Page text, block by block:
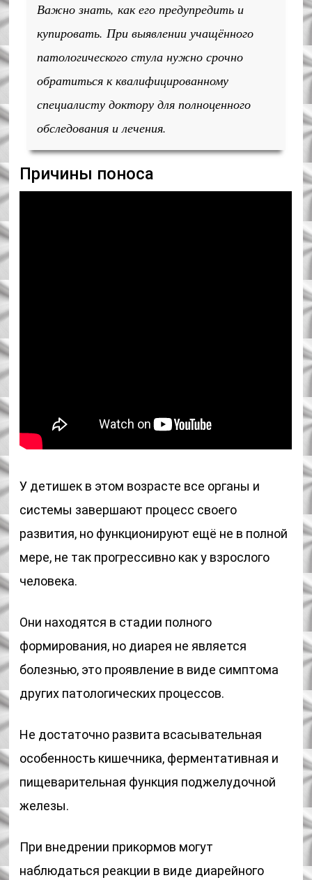
Важно знать, как его предупредить и
купировать. При выявлении учащённого
патологического стула нужно срочно
обратиться к квалифицированному
специалисту доктору для полноценного
обследования и лечения.
Причины поноса
У детишек в этом возрасте все органы и
системы завершают процесс своего
развития, но функционируют ещё не в полной
мере, не так прогрессивно как у взрослого
человека.
Они находятся в стадии полного
формирования, но диарея не является
болезнью, это проявление в виде симптома
других патологических процессов.
Не достаточно развита всасывательная
особенность кишечника, ферментативная и
пищеварительная функция поджелудочной
железы.
При внедрении прикормов могут
наблюдаться реакции в виде диарейного